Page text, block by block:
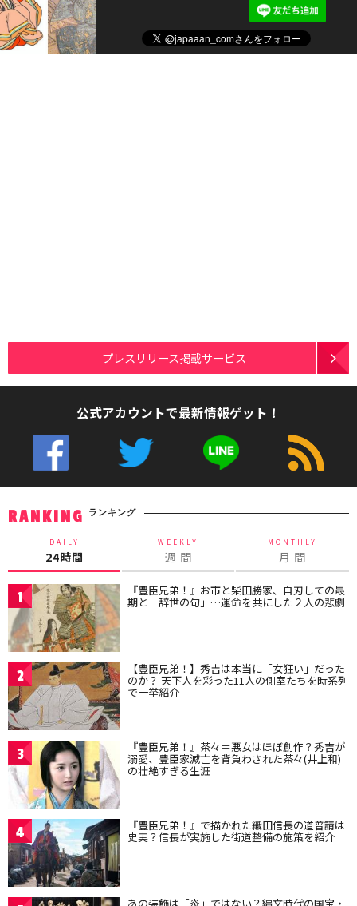
プレスリリース掲載サービス
公式アカウントで最新情報ゲット！
RANKING ランキング
DAILY
24時間
WEEKLY
週 間
MONTHLY
月 間
1 『豊臣兄弟！』お市と柴田勝家、自刃しての最
期と「辞世の句」…運命を共にした２人の悲劇
2 【豊臣兄弟！】秀吉は本当に「女狂い」だった
のか？ 天下人を彩った11人の側室たちを時系列
で一挙紹介
3 『豊臣兄弟！』茶々＝悪女はほぼ創作？秀吉が
溺愛、豊臣家滅亡を背負わされた茶々(井上和)
の壮絶すぎる生涯
4 『豊臣兄弟！』で描かれた織田信長の道普請は
史実？信長が実施した街道整備の施策を紹介